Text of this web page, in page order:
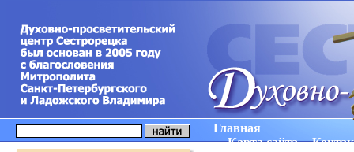
Главная
Карта сайта